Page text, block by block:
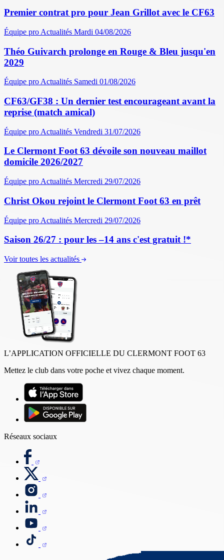
Premier contrat pro pour Jean Grillot avec le CF63
Équipe pro Actualités Mardi 04/08/2026
Théo Guivarch prolonge en Rouge & Bleu jusqu'en
2029
Équipe pro Actualités Samedi 01/08/2026
CF63/GF38 : Un dernier test encourageant avant la
reprise (match amical)
Équipe pro Actualités Vendredi 31/07/2026
Le Clermont Foot 63 dévoile son nouveau maillot
domicile 2026/2027
Équipe pro Actualités Mercredi 29/07/2026
Christ Okou rejoint le Clermont Foot 63 en prêt
Équipe pro Actualités Mercredi 29/07/2026
Saison 26/27 : pour les –14 ans c'est gratuit !*
Voir toutes les actualités
L’APPLICATION OFFICIELLE DU CLERMONT FOOT 63
Mettez le club dans votre poche et vivez chaque moment.
Réseaux sociaux